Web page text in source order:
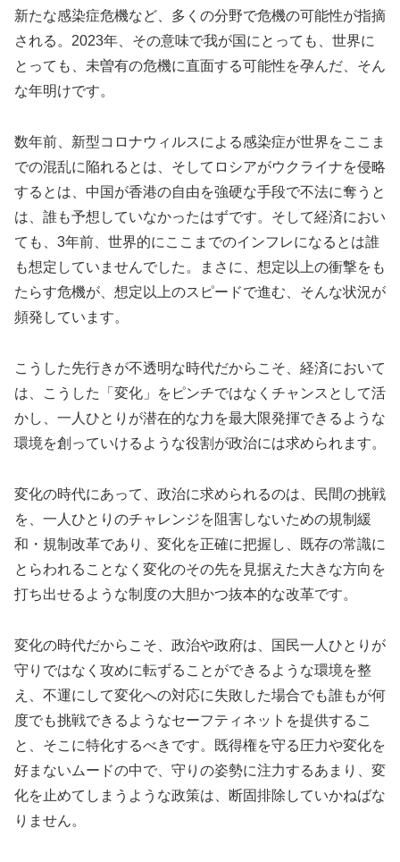
新たな感染症危機など、多くの分野で危機の可能性が指摘
される。2023年、その意味で我が国にとっても、世界に
とっても、未曽有の危機に直面する可能性を孕んだ、そん
な年明けです。
数年前、新型コロナウィルスによる感染症が世界をここま
での混乱に陥れるとは、そしてロシアがウクライナを侵略
するとは、中国が香港の自由を強硬な手段で不法に奪うと
は、誰も予想していなかったはずです。そして経済におい
ても、3年前、世界的にここまでのインフレになるとは誰
も想定していませんでした。まさに、想定以上の衝撃をも
たらす危機が、想定以上のスピードで進む、そんな状況が
頻発しています。
こうした先行きが不透明な時代だからこそ、経済において
は、こうした「変化」をピンチではなくチャンスとして活
かし、一人ひとりが潜在的な力を最大限発揮できるような
環境を創っていけるような役割が政治には求められます。
変化の時代にあって、政治に求められるのは、民間の挑戦
を、一人ひとりのチャレンジを阻害しないための規制緩
和・規制改革であり、変化を正確に把握し、既存の常識に
とらわれることなく変化のその先を見据えた大きな方向を
打ち出せるような制度の大胆かつ抜本的な改革です。
変化の時代だからこそ、政治や政府は、国民一人ひとりが
守りではなく攻めに転ずることができるような環境を整
え、不運にして変化への対応に失敗した場合でも誰もが何
度でも挑戦できるようなセーフティネットを提供するこ
と、そこに特化するべきです。既得権を守る圧力や変化を
好まないムードの中で、守りの姿勢に注力するあまり、変
化を止めてしまうような政策は、断固排除していかねばな
りません。